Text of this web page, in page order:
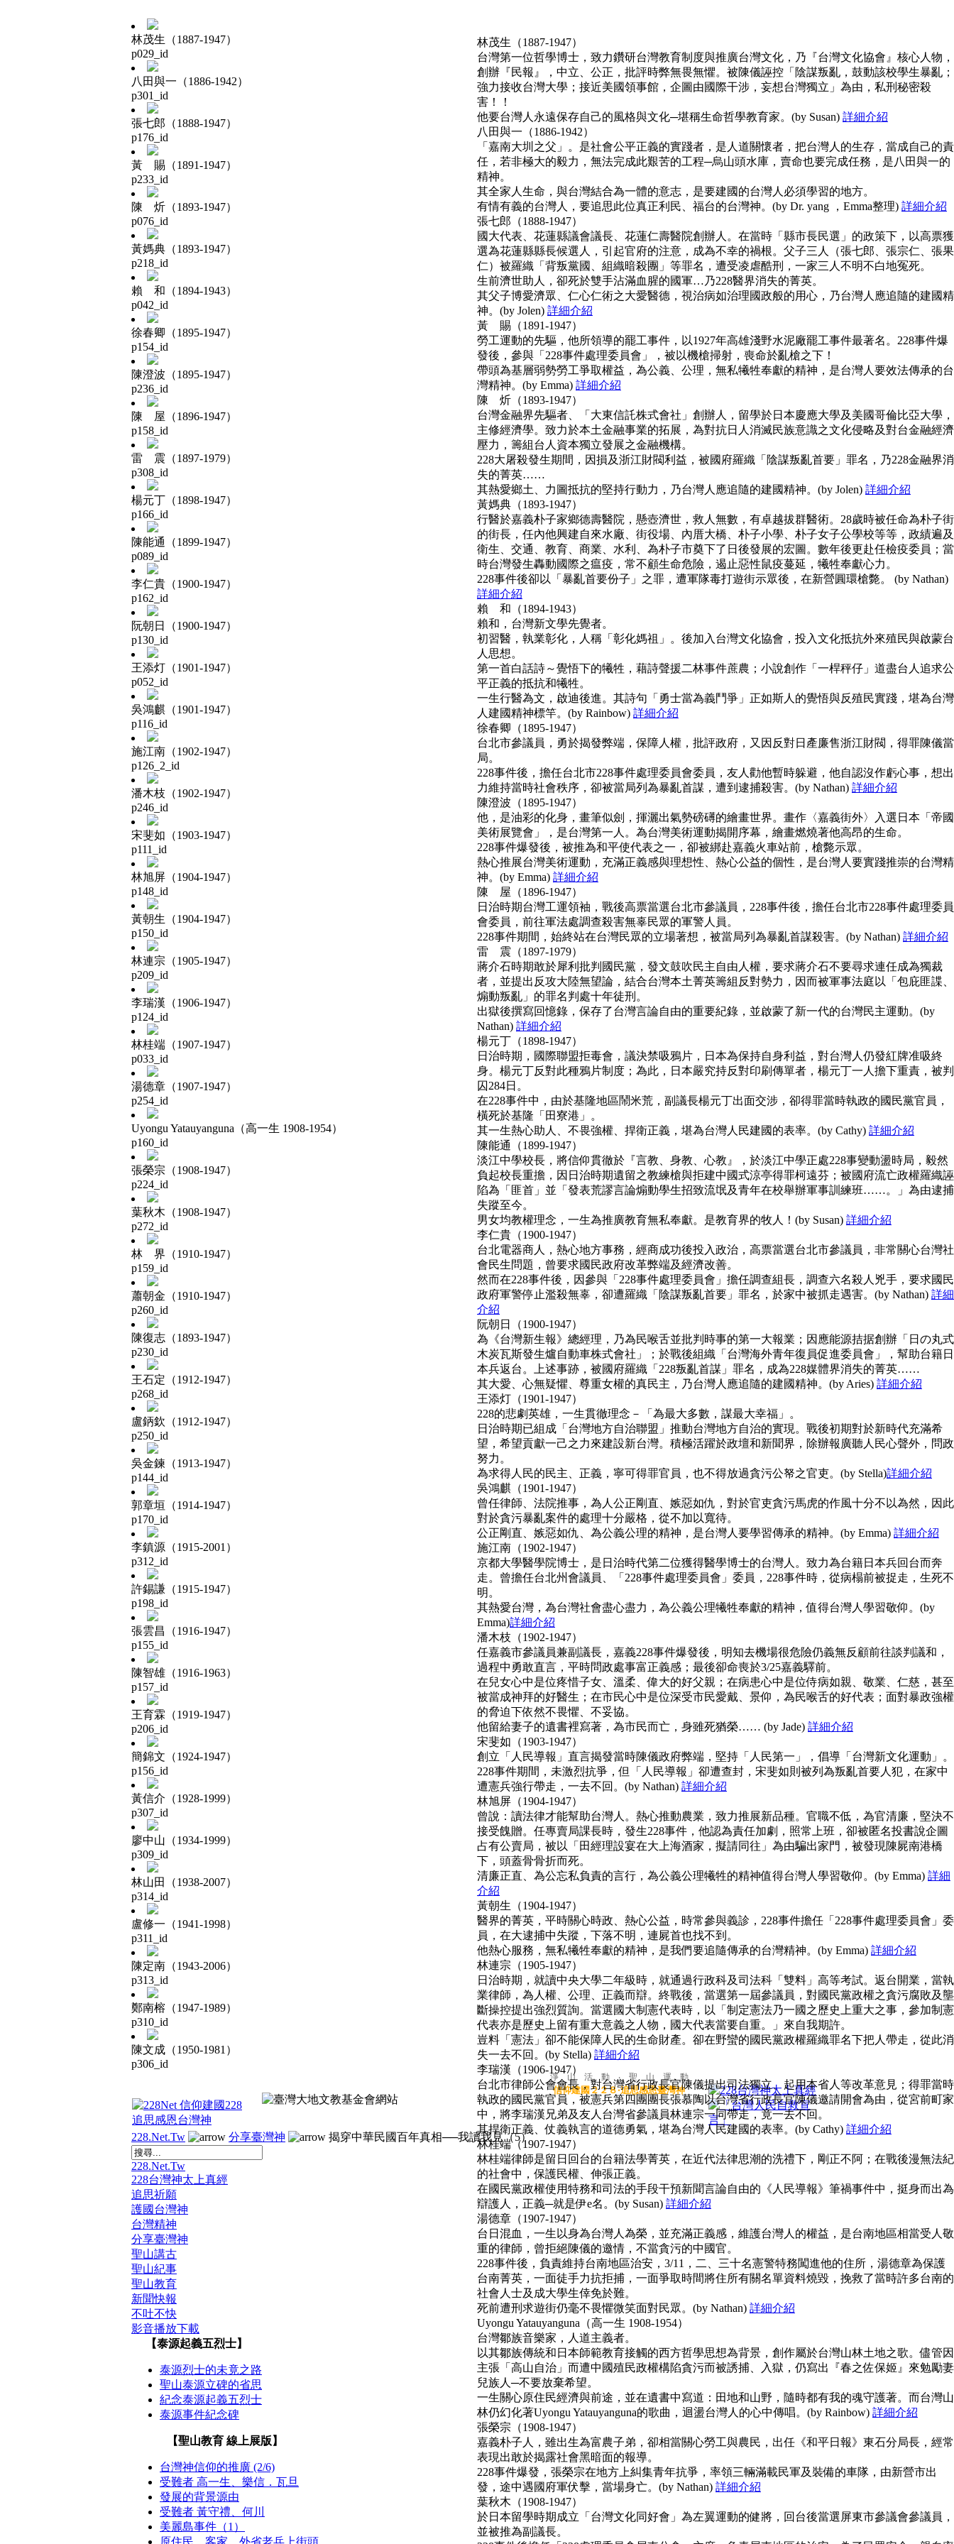
林茂生（1887-1947）
台灣第一位哲學博士，致力鑽研台灣教育制度與推廣台灣文化，乃『台灣文化協會』核心人物，
創辦『民報』，中立、公正，批評時弊無畏無懼。被陳儀誣控「陰謀叛亂，鼓動該校學生暴亂；
強力接收台灣大學；接近美國領事館，企圖由國際干涉，妄想台灣獨立」為由，私刑秘密殺
害！！
他要台灣人永遠保存自己的風格與文化─堪稱生命哲學教育家。(by Susan) 詳細介紹
八田與一（1886-1942）
「嘉南大圳之父」。是社會公平正義的實踐者，是人道關懷者，把台灣人的生存，當成自己的責
任，若非極大的毅力，無法完成此艱苦的工程─烏山頭水庫，賣命也要完成任務，是八田與一的
精神。
其全家人生命，與台灣結合為一體的意志，是要建國的台灣人必須學習的地方。
有情有義的台灣人，要追思此位真正利民、福台的台灣神。(by Dr. yang ，Emma整理) 詳細介紹
張七郎（1888-1947）
國大代表、花蓮縣議會議長、花蓮仁壽醫院創辦人。在當時「縣市長民選」的政策下，以高票獲
選為花蓮縣縣長候選人，引起官府的注意，成為不幸的禍根。父子三人（張七郎、張宗仁、張果
仁）被羅織「背叛黨國、組織暗殺團」等罪名，遭受凌虐酷刑，一家三人不明不白地冤死。
生前濟世助人，卻死於雙手沾滿血腥的國軍…乃228醫界消失的菁英。
其父子博愛濟眾、仁心仁術之大愛醫德，視治病如治理國政般的用心，乃台灣人應追隨的建國精
神。(by Jolen) 詳細介紹
黃 賜（1891-1947）
勞工運動的先驅，他所領導的罷工事件，以1927年高雄淺野水泥廠罷工事件最著名。228事件爆
發後，參與「228事件處理委員會」，被以機槍掃射，喪命於亂槍之下！
帶頭為基層弱勢勞工爭取權益，為公義、公理，無私犧牲奉獻的精神，是台灣人要效法傳承的台
灣精神。(by Emma) 詳細介紹
陳 炘（1893-1947）
台灣金融界先驅者、「大東信託株式會社」創辦人，留學於日本慶應大學及美國哥倫比亞大學，
主修經濟學。致力於本土金融事業的拓展，為對抗日人消滅民族意識之文化侵略及對台金融經濟
壓力，籌組台人資本獨立發展之金融機構。
228大屠殺發生期間，因損及浙江財閥利益，被國府羅織「陰謀叛亂首要」罪名，乃228金融界消
失的菁英……
其熱愛鄉土、力圖抵抗的堅持行動力，乃台灣人應追隨的建國精神。(by Jolen) 詳細介紹
黃媽典（1893-1947）
行醫於嘉義朴子家鄉德壽醫院，懸壺濟世，救人無數，有卓越拔群醫術。28歲時被任命為朴子街
的街長，任內他興建自來水廠、街役場、內厝大橋、朴子小學、朴子女子公學校等等，政績遍及
衛生、交通、教育、商業、水利、為朴子市奠下了日後發展的宏圖。數年後更赴任檢疫委員；當
時台灣發生轟動國際之瘟疫，常不顧生命危險，遏止惡性鼠疫蔓延，犧牲奉獻心力。
228事件後卻以「暴亂首要份子」之罪，遭軍隊毒打遊街示眾後，在新營圓環槍斃。 (by Nathan)
詳細介紹
賴 和（1894-1943）
賴和，台灣新文學先覺者。
初習醫，執業彰化，人稱「彰化媽祖」。後加入台灣文化協會，投入文化抵抗外來殖民與啟蒙台
人思想。
第一首白話詩～覺悟下的犧牲，藉詩聲援二林事件蔗農；小說創作「一桿秤仔」道盡台人追求公
平正義的抵抗和犧牲。
一生行醫為文，啟迪後進。其詩句「勇士當為義鬥爭」正如斯人的覺悟與反殖民實踐，堪為台灣
人建國精神標竿。(by Rainbow) 詳細介紹
徐春卿（1895-1947）
台北市參議員，勇於揭發弊端，保障人權，批評政府，又因反對日產廉售浙江財閥，得罪陳儀當
局。
228事件後，擔任台北市228事件處理委員會委員，友人勸他暫時躲避，他自認沒作虧心事，想出
力維持當時社會秩序，卻被當局列為暴亂首謀，遭到逮捕殺害。(by Nathan) 詳細介紹
陳澄波（1895-1947）
他，是油彩的化身，畫筆似劍，揮灑出氣勢磅礡的繪畫世界。畫作〈嘉義街外〉入選日本「帝國
美術展覽會」，是台灣第一人。為台灣美術運動揭開序幕，繪畫燃燒著他高昂的生命。
228事件爆發後，被推為和平使代表之一，卻被綁赴嘉義火車站前，槍斃示眾。
熱心推展台灣美術運動，充滿正義感與理想性、熱心公益的個性，是台灣人要實踐推崇的台灣精
神。(by Emma) 詳細介紹
陳 屋（1896-1947）
日治時期台灣工運領袖，戰後高票當選台北市參議員，228事件後，擔任台北市228事件處理委員
會委員，前往軍法處調查殺害無辜民眾的軍警人員。
228事件期間，始終站在台灣民眾的立場著想，被當局列為暴亂首謀殺害。(by Nathan) 詳細介紹
雷 震（1897-1979）
蔣介石時期敢於犀利批判國民黨，發文鼓吹民主自由人權，要求蔣介石不要尋求連任成為獨裁
者，並提出反攻大陸無望論，結合台灣本土菁英籌組反對勢力，因而被軍事法庭以「包庇匪諜、
煽動叛亂」的罪名判處十年徒刑。
出獄後撰寫回憶錄，保存了台灣言論自由的重要紀錄，並啟蒙了新一代的台灣民主運動。(by
Nathan) 詳細介紹
楊元丁（1898-1947）
日治時期，國際聯盟拒毒會，議決禁吸鴉片，日本為保持自身利益，對台灣人仍發紅牌准吸終
身。楊元丁反對此種鴉片制度；為此，日本嚴究持反對印刷傳單者，楊元丁一人擔下重責，被判
囚284日。
在228事件中，由於基隆地區鬧米荒，副議長楊元丁出面交涉，卻得罪當時執政的國民黨官員，
橫死於基隆「田寮港」。
其一生熱心助人、不畏強權、捍衛正義，堪為台灣人民建國的表率。(by Cathy) 詳細介紹
陳能通（1899-1947）
淡江中學校長，將信仰貫徹於『言教、身教、心教』，於淡江中學正處228事變動盪時局，毅然
負起校長重擔，因日治時期遺留之教練槍與拒建中國式涼亭得罪柯遠芬；被國府流亡政權羅織誣
陷為「匪首」並「發表荒謬言論煽動學生招致流氓及青年在校舉辦軍事訓練班……。」為由逮捕
失蹤至今。
男女均教權理念，一生為推廣教育無私奉獻。是教育界的牧人！(by Susan) 詳細介紹
李仁貴（1900-1947）
台北電器商人，熱心地方事務，經商成功後投入政治，高票當選台北市參議員，非常關心台灣社
會民生問題，曾要求國民政府改革弊端及經濟改善。
然而在228事件後，因參與「228事件處理委員會」擔任調查組長，調查六名殺人兇手，要求國民
政府軍警停止濫殺無辜，卻遭羅織「陰謀叛亂首要」罪名，於家中被抓走遇害。(by Nathan) 詳細
介紹
阮朝日（1900-1947）
為《台灣新生報》總經理，乃為民喉舌並批判時事的第一大報業；因應能源拮据創辦「日の丸式
木炭瓦斯發生爐自動車株式會社」；於戰後組織「台灣海外青年復員促進委員會」，幫助台籍日
本兵返台。上述事跡，被國府羅織「228叛亂首謀」罪名，成為228媒體界消失的菁英……
其大愛、心無疑懼、尊重女權的真民主，乃台灣人應追隨的建國精神。(by Aries) 詳細介紹
王添灯（1901-1947）
228的悲劇英雄，一生貫徹理念－「為最大多數，謀最大幸福」。
日治時期已組成「台灣地方自治聯盟」推動台灣地方自治的實現。戰後初期對於新時代充滿希
望，希望貢獻一己之力來建設新台灣。積極活躍於政壇和新聞界，除辦報廣聽人民心聲外，問政
努力。
為求得人民的民主、正義，寧可得罪官員，也不得放過貪污公帑之官吏。(by Stella)詳細介紹
吳鴻麒（1901-1947）
曾任律師、法院推事，為人公正剛直、嫉惡如仇，對於官吏貪污馬虎的作風十分不以為然，因此
對於貪污暴亂案件的處理十分嚴格，從不加以寬待。
公正剛直、嫉惡如仇、為公義公理的精神，是台灣人要學習傳承的精神。(by Emma) 詳細介紹
施江南（1902-1947）
京都大學醫學院博士，是日治時代第二位獲得醫學博士的台灣人。致力為台籍日本兵回台而奔
走。曾擔任台北州會議員、「228事件處理委員會」委員，228事件時，從病榻前被捉走，生死不
明。
其熱愛台灣，為台灣社會盡心盡力，為公義公理犧牲奉獻的精神，值得台灣人學習敬仰。(by
Emma)詳細介紹
潘木枝（1902-1947）
任嘉義市參議員兼副議長，嘉義228事件爆發後，明知去機場很危險仍義無反顧前往談判議和，
過程中勇敢直言，平時問政處事富正義感；最後卻命喪於3/25嘉義驛前。
在兒女心中是位疼惜子女、溫柔、偉大的好父親；在病患心中是位侍病如親、敬業、仁慈，甚至
被當成神拜的好醫生；在市民心中是位深受市民愛戴、景仰，為民喉舌的好代表；面對暴政強權
的脅迫下依然不畏懼、不妥協。
他留給妻子的遺書裡寫著，為市民而亡，身雖死猶榮…… (by Jade) 詳細介紹
宋斐如（1903-1947）
創立「人民導報」直言揭發當時陳儀政府弊端，堅持「人民第一」，倡導「台灣新文化運動」。
228事件期間，未激烈抗爭，但「人民導報」卻遭查封，宋斐如則被列為叛亂首要人犯，在家中
遭憲兵強行帶走，一去不回。(by Nathan) 詳細介紹
林旭屏（1904-1947）
曾說：讀法律才能幫助台灣人。熱心推動農業，致力推展新品種。官職不低，為官清廉，堅決不
接受餽贈。任專賣局課長時，發生228事件，他認為責任加劇，照常上班，卻被匿名投書說企圖
占有公賣局，被以「田經理設宴在大上海酒家，擬請同往」為由騙出家門，被發現陳屍南港橋
下，頭蓋骨骨折而死。
清廉正直、為公忘私負責的言行，為公義公理犧牲的精神值得台灣人學習敬仰。(by Emma) 詳細
介紹
黃朝生（1904-1947）
醫界的菁英，平時關心時政、熱心公益，時常參與義診，228事件擔任「228事件處理委員會」委
員，在大逮捕中失蹤，下落不明，連屍首也找不到。
他熱心服務，無私犧牲奉獻的精神，是我們要追隨傳承的台灣精神。(by Emma) 詳細介紹
林連宗（1905-1947）
日治時期，就讀中央大學二年級時，就通過行政科及司法科「雙料」高等考試。返台開業，當執
業律師，為人權、公理、正義而辯。終戰後，當選第一屆參議員，對國民黨政權之貪污腐敗及壟
斷操控提出強烈質詢。當選國大制憲代表時，以「制定憲法乃一國之歷史上重大之事，參加制憲
代表亦是歷史上留有重大意義之人物，國大代表當要自重。」來自我期許。
豈料「憲法」卻不能保障人民的生命財產。卻在野蠻的國民黨政權羅織罪名下把人帶走，從此消
失一去不回。(by Stella) 詳細介紹
李瑞漢（1906-1947）
台北市律師公會會長，對台灣省行政長官陳儀提出司法獨立、起用本省人等改革意見；得罪當時
執政的國民黨官員，被憲兵第四團團長張慕陶以台灣省行政長官陳儀邀請開會為由，從宮前町家
中，將李瑞漢兄弟及友人台灣省參議員林連宗一同帶走，竟一去不回。
其捍衛正義、仗義執言的道德勇氣，堪為台灣人民建國的表率。(by Cathy) 詳細介紹
林桂端（1907-1947）
林桂端律師是留日回台的台籍法學菁英，在近代法律思潮的洗禮下，剛正不阿；在戰後漫無法紀
的社會中，保護民權、伸張正義。
在國民黨政權使用特務和司法的手段干預新聞言論自由的《人民導報》筆禍事件中，挺身而出為
辯護人，正義─就是伊e名。(by Susan) 詳細介紹
湯德章（1907-1947）
台日混血，一生以身為台灣人為榮，並充滿正義感，維護台灣人的權益，是台南地區相當受人敬
重的律師，曾拒絕陳儀的邀情，不當貪污的中國官。
228事件後，負責維持台南地區治安，3/11，二、三十名憲警特務闖進他的住所，湯德章為保護
台南菁英，一面徒手力抗拒捕，一面爭取時間將住所有關名單資料燒毀，挽救了當時許多台南的
社會人士及成大學生倖免於難。
死前遭刑求遊街仍毫不畏懼微笑面對民眾。(by Nathan) 詳細介紹
Uyongu Yatauyanguna（高一生 1908-1954）
台灣鄒族音樂家，人道主義者。
以其鄒族傳統和日本師範教育接觸的西方哲學思想為背景，創作屬於台灣山林土地之歌。儘管因
主張「高山自治」而遭中國殖民政權構陷貪污而被誘捕、入獄，仍寫出『春之佐保姬』來勉勵妻
兒族人─不要放棄希望。
一生關心原住民經濟與前途，並在遺書中寫道：田地和山野，隨時都有我的魂守護著。而台灣山
林仍幻化著Uyongu Yatauyanguna的歌曲，迴盪台灣人的心中傳唱。(by Rainbow) 詳細介紹
張榮宗（1908-1947）
嘉義朴子人，雖出生為富農子弟，卻相當關心勞工與農民，出任《和平日報》東石分局長，經常
表現出敢於揭露社會黑暗面的報導。
228事件爆發，張榮宗在地方上糾集青年抗爭，率領三輛滿載民軍及裝備的車隊，由新營市出
發，途中遇國府軍伏擊，當場身亡。(by Nathan) 詳細介紹
葉秋木（1908-1947）
於日本留學時期成立「台灣文化同好會」為左翼運動的健將，回台後當選屏東市參議會參議員，
並被推為副議長。
林茂生（1887-1947）
p029_id
八田與一（1886-1942）
p301_id
張七郎（1888-1947）
p176_id
黃 賜（1891-1947）
p233_id
陳 炘（1893-1947）
p076_id
黃媽典（1893-1947）
p218_id
賴 和（1894-1943）
p042_id
徐春卿（1895-1947）
p154_id
陳澄波（1895-1947）
p236_id
陳 屋（1896-1947）
p158_id
雷 震（1897-1979）
p308_id
楊元丁（1898-1947）
p166_id
陳能通（1899-1947）
p089_id
李仁貴（1900-1947）
p162_id
阮朝日（1900-1947）
p130_id
王添灯（1901-1947）
p052_id
吳鴻麒（1901-1947）
p116_id
施江南（1902-1947）
p126_2_id
潘木枝（1902-1947）
p246_id
宋斐如（1903-1947）
p111_id
林旭屏（1904-1947）
p148_id
黃朝生（1904-1947）
p150_id
林連宗（1905-1947）
p209_id
李瑞漢（1906-1947）
p124_id
林桂端（1907-1947）
p033_id
湯德章（1907-1947）
p254_id
Uyongu Yatauyanguna（高一生 1908-1954）
p160_id
張榮宗（1908-1947）
p224_id
葉秋木（1908-1947）
p272_id
林 界（1910-1947）
p159_id
蕭朝金（1910-1947）
p260_id
陳復志（1893-1947）
p230_id
王石定（1912-1947）
p268_id
盧鈵欽（1912-1947）
p250_id
吳金鍊（1913-1947）
p144_id
郭章垣（1914-1947）
p170_id
李鎮源（1915-2001）
p312_id
許錫謙（1915-1947）
p198_id
張雲昌（1916-1947）
p155_id
陳智雄（1916-1963）
p157_id
王育霖（1919-1947）
p206_id
簡錦文（1924-1947）
p156_id
黃信介（1928-1999）
p307_id
廖中山（1934-1999）
p309_id
林山田（1938-2007）
p314_id
盧修一（1941-1998）
p311_id
陳定南（1943-2006）
p313_id
鄭南榕（1947-1989）
p310_id
陳文成（1950-1981）
p306_id
淨 山 活 動 ‧ 聖 山 運 動
信仰建國２２８‧追思感恩臺灣神
228.Net.Tw 分享臺灣神 揭穿中華民國百年真相──我讀我見（5）
228.Net.Tw
228台灣神太上真經
追思祈願
護國台灣神
台灣精神
分享臺灣神
聖山講古
聖山紀事
聖山教育
新聞快報
不吐不快
影音播放下載
【泰源起義五烈士】
泰源烈士的未竟之路
聖山泰源立碑的省思
紀念泰源起義五烈士
泰源事件紀念碑
【聖山教育 線上展版】
台灣神信仰的推廣 (2/6)
受難者 高一生、樂信．瓦旦
發展的背景源由
受難者 黃守禮、何川
美麗島事件（1）
原住民、客家、外省老兵上街頭